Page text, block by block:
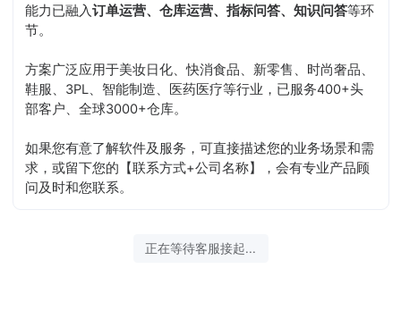
能力已融入订单运营、仓库运营、指标问答、知识问答等环
节。
方案广泛应用于美妆日化、快消食品、新零售、时尚奢品、
鞋服、3PL、智能制造、医药医疗等行业，已服务400+头
部客户、全球3000+仓库。
如果您有意了解软件及服务，可直接描述您的业务场景和需
求，或留下您的【联系方式+公司名称】，会有专业产品顾
问及时和您联系。
正在等待客服接起...